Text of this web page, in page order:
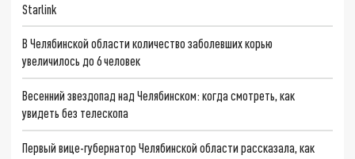
Starlink
В Челябинской области количество заболевших корью
увеличилось до 6 человек
Весенний звездопад над Челябинском: когда смотреть, как
увидеть без телескопа
Первый вице-губернатор Челябинской области рассказала, как